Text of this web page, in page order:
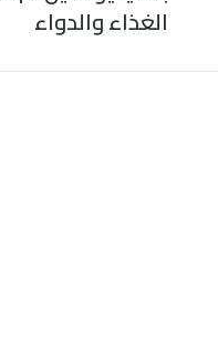
الغذاء والدواء